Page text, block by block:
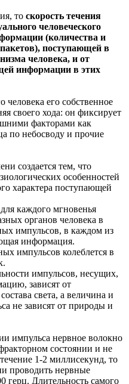
то скорость течения
человеческого
(количества и
поступающей в
человека, и от
информации в этих
его собственное
своего хода: он фиксирует
факторами как
по небосводу и прочие
создается тем, что
особенностей
характера поступающей
каждого мгновенья
органов человека в
импульсов, в каждом из
информация.
импульсов колеблется в
импульсов, несущих,
зависят от
света, а величина и
не зависят от природы и
импульса нервное волокно
состоянии и не
1-2 миллисекунд, то
проводить нервные
герц. Длительность самого